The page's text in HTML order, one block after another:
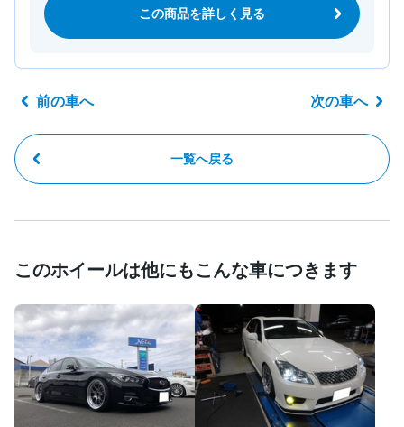
この商品を詳しく見る
前の車へ
一覧へ戻る
次の車へ
このホイールは他にもこんな車につきます